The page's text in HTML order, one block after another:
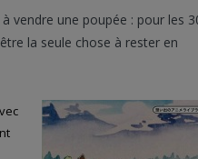
vendre une poupée : pour les
la seule chose à rester en